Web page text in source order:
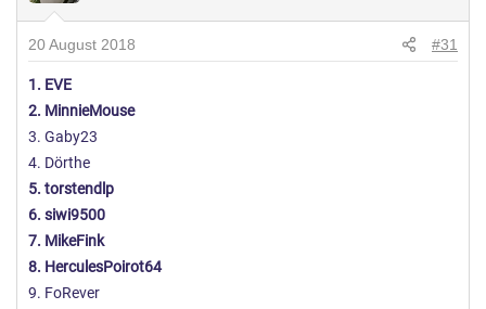
20 August 2018 #31
1. EVE
2. MinnieMouse
3. Gaby23
4. Dörthe
5. torstendlp
6. siwi9500
7. MikeFink
8. HerculesPoirot64
9. FoRever